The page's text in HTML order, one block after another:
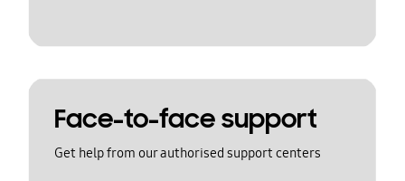
Face-to-face support
Get help from our authorised support centers